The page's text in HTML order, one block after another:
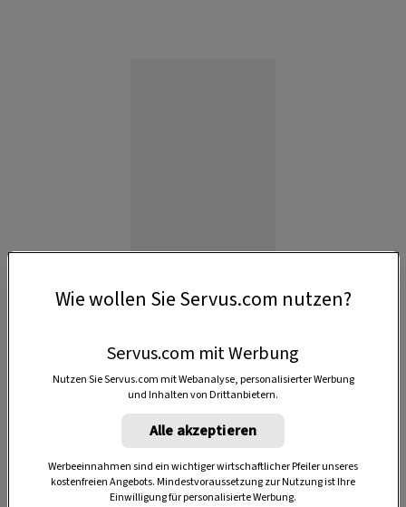
Wie wollen Sie Servus.com nutzen?
Servus.com mit Werbung
Nutzen Sie Servus.com mit Webanalyse, personalisierter Werbung
und Inhalten von Drittanbietern.
Alle akzeptieren
Werbeeinnahmen sind ein wichtiger wirtschaftlicher Pfeiler unseres
kostenfreien Angebots. Mindestvoraussetzung zur Nutzung ist Ihre
Einwilligung für personalisierte Werbung.